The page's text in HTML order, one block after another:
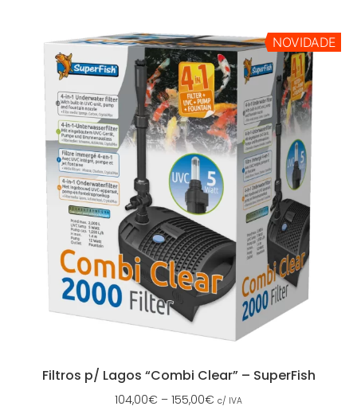
NOVIDADE
Filtros p/ Lagos “Combi Clear” – SuperFish
104,00€ – 155,00€ c/ IVA